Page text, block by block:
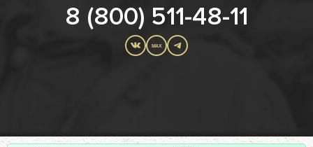
8 (800) 511-48-11
MAX